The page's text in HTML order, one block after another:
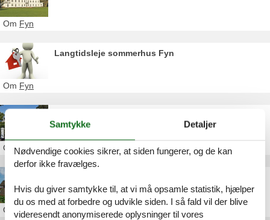
Om Fyn
Langtidsleje sommerhus Fyn
Om Fyn
OmFyn
Om Fyn
Samtykke Detaljer
Nødvendige cookies sikrer, at siden fungerer, og de kan
derfor ikke fravælges.
Hvis du giver samtykke til, at vi må opsamle statistik, hjælper
du os med at forbedre og udvikle siden. I så fald vil der blive
videresendt anonymiserede oplysninger til vores